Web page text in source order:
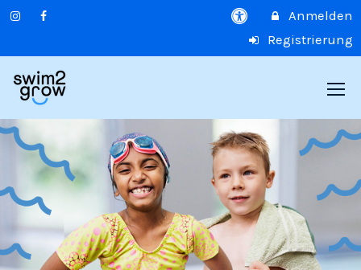
Anmelden
Registrierung